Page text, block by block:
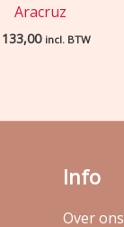
Aracruz
incl. BTW
Info
Over ons